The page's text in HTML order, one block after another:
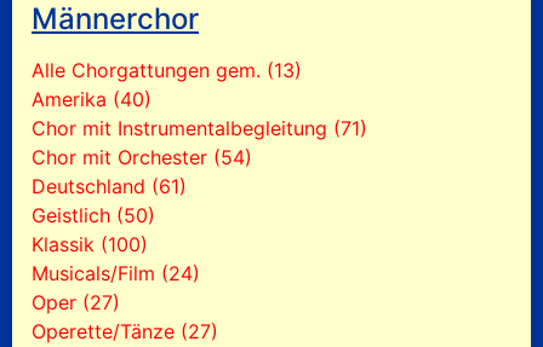
Männerchor
Alle Chorgattungen gem. (13)
Amerika (40)
Chor mit Instrumentalbegleitung (71)
Chor mit Orchester (54)
Deutschland (61)
Geistlich (50)
Klassik (100)
Musicals/Film (24)
Oper (27)
Operette/Tänze (27)